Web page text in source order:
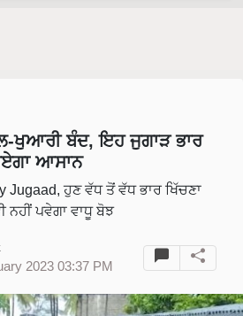
ਬੰਦ, ਇਹ ਜੁਗਾੜ ਭਾਰ
ਆਸਾਨ
Jugaad, ਹੁਣ ਵੱਧ ਤੋਂ ਵੱਧ ਭਾਰ ਖਿੱਚਣਾ
ਪਵੇਗਾ ਵਾਧੂ ਬੋਝ
2023 03:37 PM